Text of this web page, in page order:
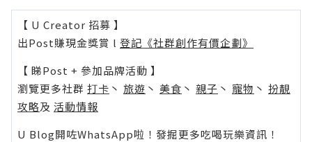
【 U Creator 招募 】
出Post賺現金獎賞 l 登記《社群創作有價企劃》
【 睇Post + 參加品牌活動 】
瀏覽更多社群 打卡 丶 旅遊 丶 美食 丶 親子 丶 寵物 丶 扮靚
攻略及 活動情報
U Blog開咗WhatsApp啦！發掘更多吃喝玩樂資訊！